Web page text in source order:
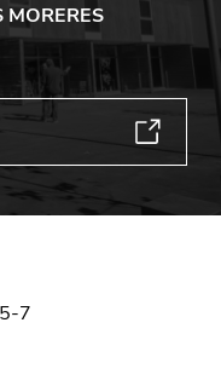
MORERES
7